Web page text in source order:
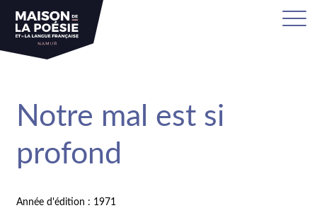
Notre mal est si
profond
Année d'édition : 1971